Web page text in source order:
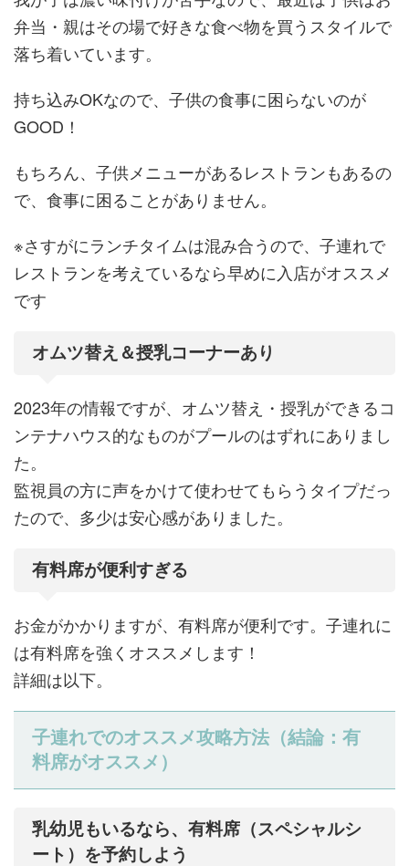
弁当・親はその場で好きな食べ物を買うスタイルで
落ち着いています。
持ち込みOKなので、子供の食事に困らないのが
GOOD！
もちろん、子供メニューがあるレストランもあるの
で、食事に困ることがありません。
※さすがにランチタイムは混み合うので、子連れで
レストランを考えているなら早めに入店がオススメ
です
オムツ替え＆授乳コーナーあり
2023年の情報ですが、オムツ替え・授乳ができるコ
ンテナハウス的なものがプールのはずれにありまし
た。
監視員の方に声をかけて使わせてもらうタイプだっ
たので、多少は安心感がありました。
有料席が便利すぎる
お金がかかりますが、有料席が便利です。子連れに
は有料席を強くオススメします！
詳細は以下。
子連れでのオススメ攻略方法（結論：有
料席がオススメ）
乳幼児もいるなら、有料席（スペシャルシ
ート）を予約しよう